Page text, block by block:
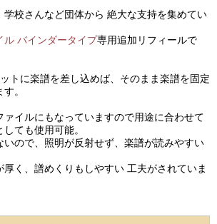
学校さんなど団体から 絶大な支持を集めてい
ル バインダータイプ専用追加リフィールで
トに楽譜を差し込めば、そのまま楽譜を固定
。
イルにもなっていますので用途に合わせて
ても使用可能。
いので、照明が反射せず、楽譜が読みやすい
く、譜めくりもしやすい 工夫がされていま